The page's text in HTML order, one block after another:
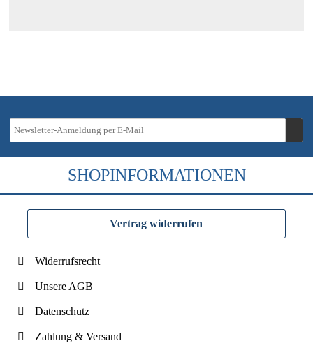
SHOPINFORMATIONEN
Vertrag widerrufen
Widerrufsrecht
Unsere AGB
Datenschutz
Zahlung & Versand